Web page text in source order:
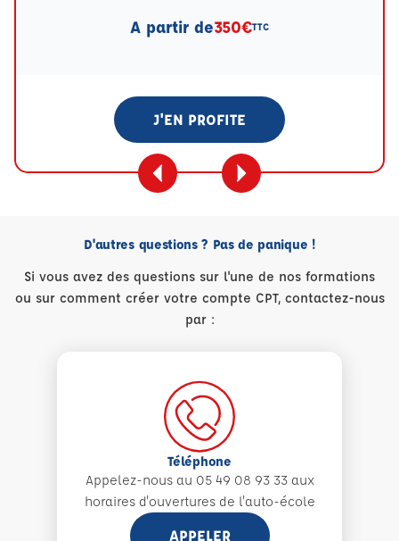
A partir de350€TTC
J'EN PROFITE
D'autres questions ? Pas de panique !
Si vous avez des questions sur l'une de nos formations
ou sur comment créer votre compte CPT, contactez-nous
par :
Téléphone
Appelez-nous au 05 49 08 93 33 aux
horaires d'ouvertures de l'auto-école
APPELER